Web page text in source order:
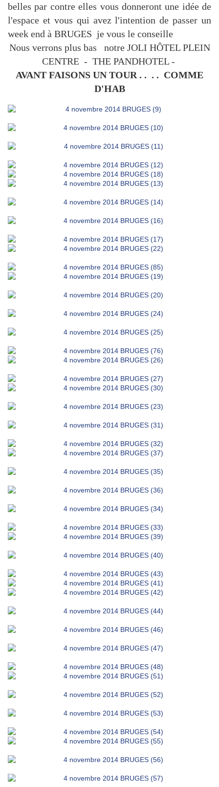
belles par contre elles vous donneront une idée de
l'espace et vous qui avez l'intention de passer un
week end à BRUGES je vous le conseille
Nous verrons plus bas notre JOLI HÔTEL PLEIN
CENTRE - THE PANDHOTEL -
AVANT FAISONS UN TOUR . . . . COMME
D'HAB